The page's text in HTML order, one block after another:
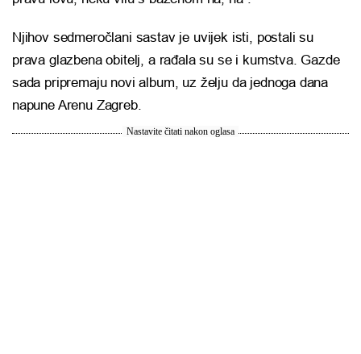
Njihov sedmeročlani sastav je uvijek isti, postali su
prava glazbena obitelj, a rađala su se i kumstva. Gazde
sada pripremaju novi album, uz želju da jednoga dana
napune Arenu Zagreb.
Nastavite čitati nakon oglasa